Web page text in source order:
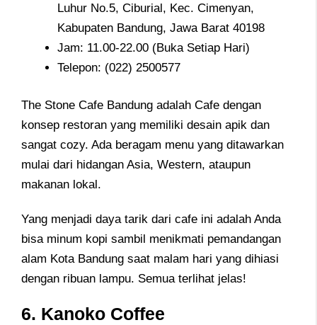
Luhur No.5, Ciburial, Kec. Cimenyan,
Kabupaten Bandung, Jawa Barat 40198
Jam: 11.00-22.00 (Buka Setiap Hari)
Telepon: (022) 2500577
The Stone Cafe Bandung adalah Cafe dengan
konsep restoran yang memiliki desain apik dan
sangat cozy. Ada beragam menu yang ditawarkan
mulai dari hidangan Asia, Western, ataupun
makanan lokal.
Yang menjadi daya tarik dari cafe ini adalah Anda
bisa minum kopi sambil menikmati pemandangan
alam Kota Bandung saat malam hari yang dihiasi
dengan ribuan lampu. Semua terlihat jelas!
6. Kanoko Coffee